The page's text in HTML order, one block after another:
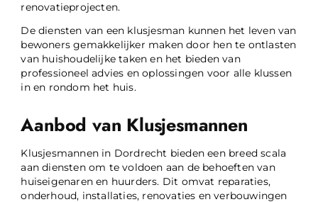
renovatieprojecten.
De diensten van een klusjesman kunnen het leven van
bewoners gemakkelijker maken door hen te ontlasten
van huishoudelijke taken en het bieden van
professioneel advies en oplossingen voor alle klussen
in en rondom het huis.
Aanbod van Klusjesmannen
Klusjesmannen in Dordrecht bieden een breed scala
aan diensten om te voldoen aan de behoeften van
huiseigenaren en huurders. Dit omvat reparaties,
onderhoud, installaties, renovaties en verbouwingen